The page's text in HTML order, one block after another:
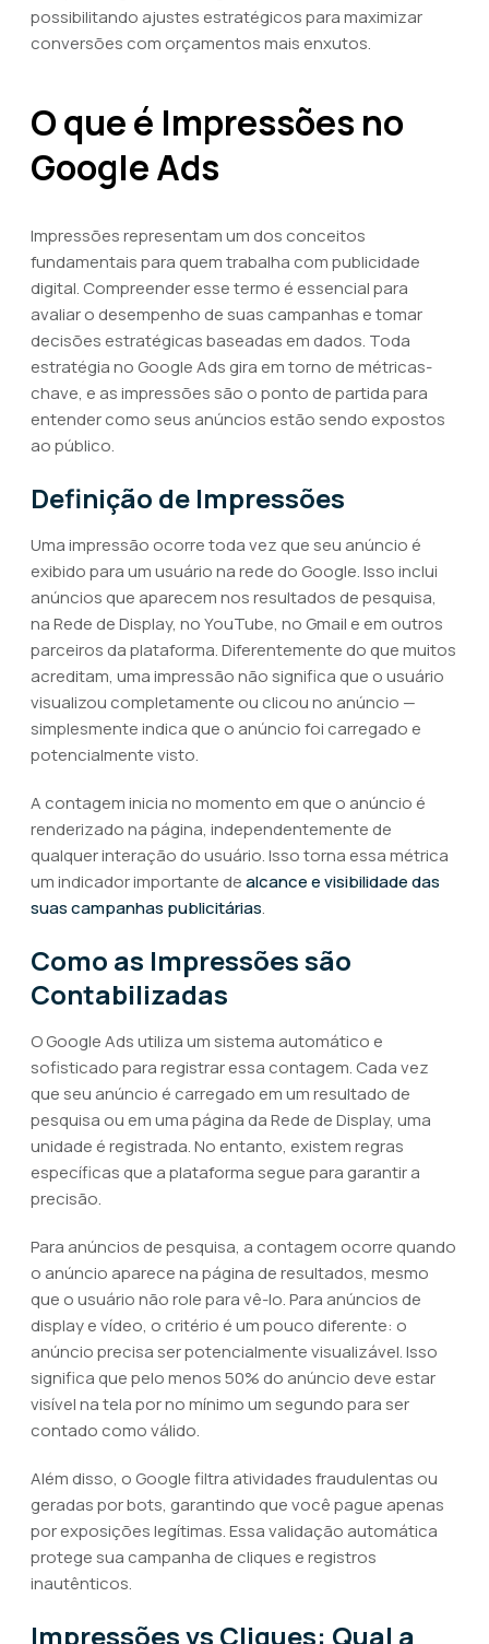
possibilitando ajustes estratégicos para maximizar
conversões com orçamentos mais enxutos.
O que é Impressões no
Google Ads
Impressões representam um dos conceitos
fundamentais para quem trabalha com publicidade
digital. Compreender esse termo é essencial para
avaliar o desempenho de suas campanhas e tomar
decisões estratégicas baseadas em dados. Toda
estratégia no Google Ads gira em torno de métricas-
chave, e as impressões são o ponto de partida para
entender como seus anúncios estão sendo expostos
ao público.
Definição de Impressões
Uma impressão ocorre toda vez que seu anúncio é
exibido para um usuário na rede do Google. Isso inclui
anúncios que aparecem nos resultados de pesquisa,
na Rede de Display, no YouTube, no Gmail e em outros
parceiros da plataforma. Diferentemente do que muitos
acreditam, uma impressão não significa que o usuário
visualizou completamente ou clicou no anúncio —
simplesmente indica que o anúncio foi carregado e
potencialmente visto.
A contagem inicia no momento em que o anúncio é
renderizado na página, independentemente de
qualquer interação do usuário. Isso torna essa métrica
um indicador importante dealcance e visibilidade das
suas campanhas publicitárias.
Como as Impressões são
Contabilizadas
O Google Ads utiliza um sistema automático e
sofisticado para registrar essa contagem. Cada vez
que seu anúncio é carregado em um resultado de
pesquisa ou em uma página da Rede de Display, uma
unidade é registrada. No entanto, existem regras
específicas que a plataforma segue para garantir a
precisão.
Para anúncios de pesquisa, a contagem ocorre quando
o anúncio aparece na página de resultados, mesmo
que o usuário não role para vê-lo. Para anúncios de
display e vídeo, o critério é um pouco diferente: o
anúncio precisa ser potencialmente visualizável. Isso
significa que pelo menos 50% do anúncio deve estar
visível na tela por no mínimo um segundo para ser
contado como válido.
Além disso, o Google filtra atividades fraudulentas ou
geradas por bots, garantindo que você pague apenas
por exposições legítimas. Essa validação automática
protege sua campanha de cliques e registros
inautênticos.
Impressões vs Cliques: Qual a